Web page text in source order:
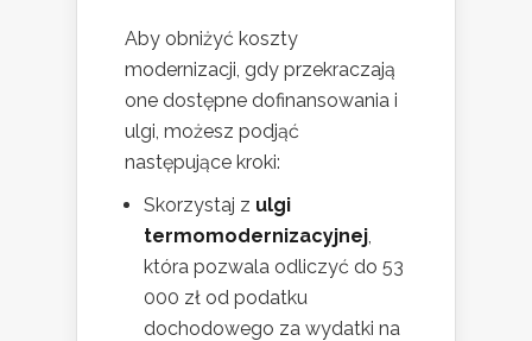
Aby obniżyć koszty
modernizacji, gdy przekraczają
one dostępne dofinansowania i
ulgi, możesz podjąć
następujące kroki:
Skorzystaj z ulgi
termomodernizacyjnej
która pozwala odliczyć do 53
000 zł od podatku
dochodowego za wydatki na